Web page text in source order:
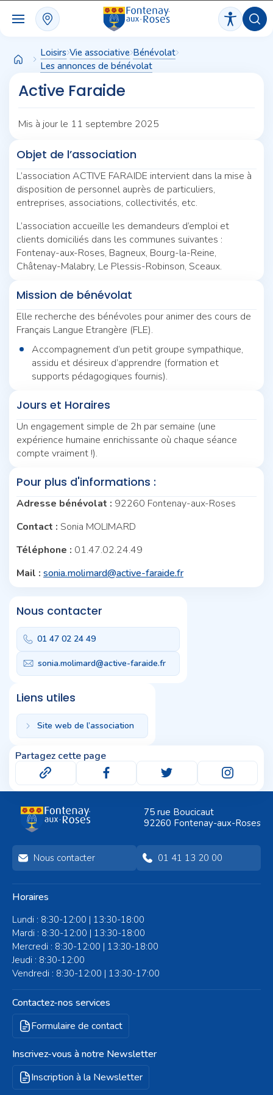
Loisirs Vie associative Bénévolat
Les annonces de bénévolat
Active Faraide
Mis à jour le 11 septembre 2025
Objet de l’association
L’association ACTIVE FARAIDE intervient dans la mise à
disposition de personnel auprès de particuliers,
entreprises, associations, collectivités, etc.
L’association accueille les demandeurs d’emploi et
clients domiciliés dans les communes suivantes :
Fontenay-aux-Roses, Bagneux, Bourg-la-Reine,
Châtenay-Malabry, Le Plessis-Robinson, Sceaux.
Mission de bénévolat
Elle recherche des bénévoles pour animer des cours de
Français Langue Etrangère (FLE).
Accompagnement d’un petit groupe sympathique,
assidu et désireux d’apprendre (formation et
supports pédagogiques fournis).
Jours et Horaires
Un engagement simple de 2h par semaine (une
expérience humaine enrichissante où chaque séance
compte vraiment !).
Pour plus d'informations :
Adresse bénévolat : 92260 Fontenay-aux-Roses
Contact : Sonia MOLIMARD
Téléphone : 01.47.02.24.49
Mail : sonia.molimard@active-faraide.fr
Nous contacter
01 47 02 24 49
sonia.molimard@active-faraide.fr
Liens utiles
Site web de l’association
Partagez cette page
75 rue Boucicaut
92260 Fontenay-aux-Roses
Nous contacter 01 41 13 20 00
Horaires
Lundi : 8:30-12:00 | 13:30-18:00
Mardi : 8:30-12:00 | 13:30-18:00
Mercredi : 8:30-12:00 | 13:30-18:00
Jeudi : 8:30-12:00
Vendredi : 8:30-12:00 | 13:30-17:00
Contactez-nos services
Formulaire de contact
Inscrivez-vous à notre Newsletter
Inscription à la Newsletter
Panneau de gestion des cookies